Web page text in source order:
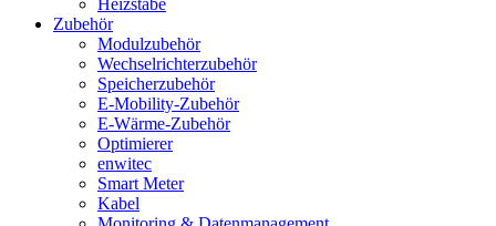
Zubehör
Modulzubehör
Wechselrichterzubehör
Speicherzubehör
E-Mobility-Zubehör
E-Wärme-Zubehör
Optimierer
enwitec
Smart Meter
Kabel